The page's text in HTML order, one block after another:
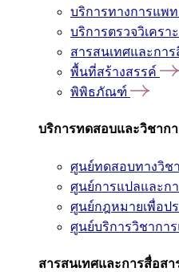
บริการทางการแพ
บริการตรวจวิเคร
สารสนเทศและการ
พื้นที่สร้างสรรค์
พิพิธภัณฑ์
บริการทดสอบและวิชาก
ศูนย์ทดสอบทางวิช
ศูนย์การแปลและก
ศูนย์กฎหมายเพื่อป
ศูนย์บริการวิชากา
สารสนเทศและการสื่อสา